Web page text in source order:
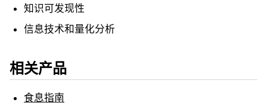
知识可发现性
信息技术和量化分析
相关产品
食息指南